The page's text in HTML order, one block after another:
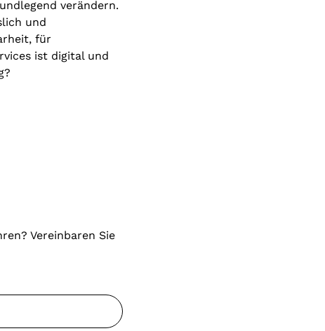
verändern.
und
für
ist digital und
Vereinbaren Sie